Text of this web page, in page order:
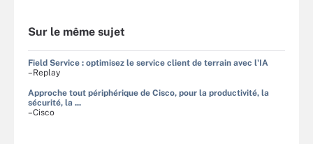
Sur le même sujet
Field Service : optimisez le service client de terrain avec l'IA
–Replay
Approche tout périphérique de Cisco, pour la productivité, la
sécurité, la ...
–Cisco